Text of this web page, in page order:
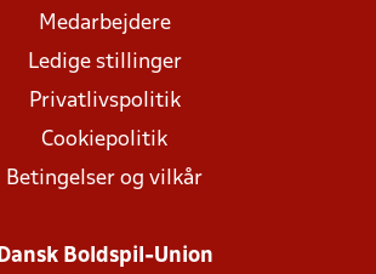
Medarbejdere
Ledige stillinger
Privatlivspolitik
Cookiepolitik
Betingelser og vilkår
Dansk Boldspil-Union